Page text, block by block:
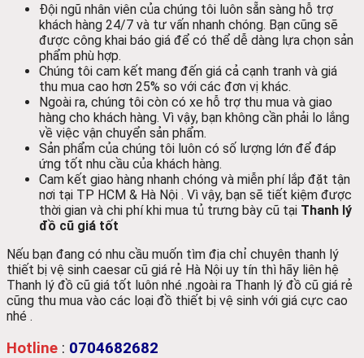
Đội ngũ nhân viên của chúng tôi luôn sẵn sàng hỗ trợ
khách hàng 24/7 và tư vấn nhanh chóng. Bạn cũng sẽ
được công khai báo giá để có thể dễ dàng lựa chọn sản
phẩm phù hợp.
Chúng tôi cam kết mang đến giá cả cạnh tranh và giá
thu mua cao hơn 25% so với các đơn vị khác.
Ngoài ra, chúng tôi còn có xe hỗ trợ thu mua và giao
hàng cho khách hàng. Vì vậy, bạn không cần phải lo lắng
về việc vận chuyển sản phẩm.
Sản phẩm của chúng tôi luôn có số lượng lớn để đáp
ứng tốt nhu cầu của khách hàng.
Cam kết giao hàng nhanh chóng và miễn phí lắp đặt tận
nơi tại TP HCM & Hà Nội . Vì vậy, bạn sẽ tiết kiệm được
thời gian và chi phí khi mua tủ trưng bày cũ tại Thanh lý
đồ cũ giá tốt
Nếu bạn đang có nhu cầu muốn tìm địa chỉ chuyên thanh lý
thiết bị vệ sinh caesar cũ giá rẻ Hà Nội uy tín thì hãy liên hệ
Thanh lý đồ cũ giá tốt luôn nhé .ngoài ra Thanh lý đồ cũ giá rẻ
cũng thu mua vào các loại đồ thiết bị vệ sinh với giá cực cao
nhé .
Hotline : 0704682682